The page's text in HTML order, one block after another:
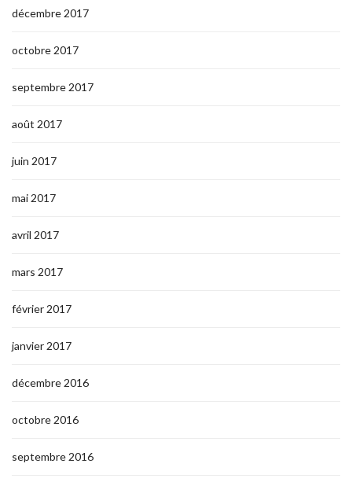
décembre 2017
octobre 2017
septembre 2017
août 2017
juin 2017
mai 2017
avril 2017
mars 2017
février 2017
janvier 2017
décembre 2016
octobre 2016
septembre 2016